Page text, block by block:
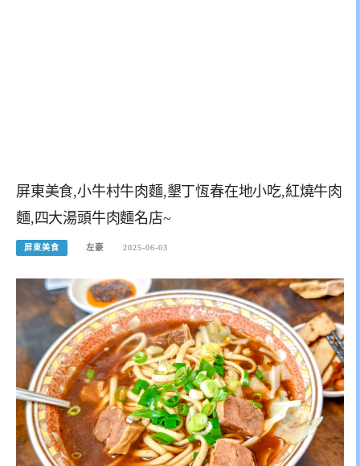
屏東美食,小牛村牛肉麵,墾丁恆春在地小吃,紅燒牛肉
麵,四大湯頭牛肉麵名店~
屏東美食 左豪 2025-06-03